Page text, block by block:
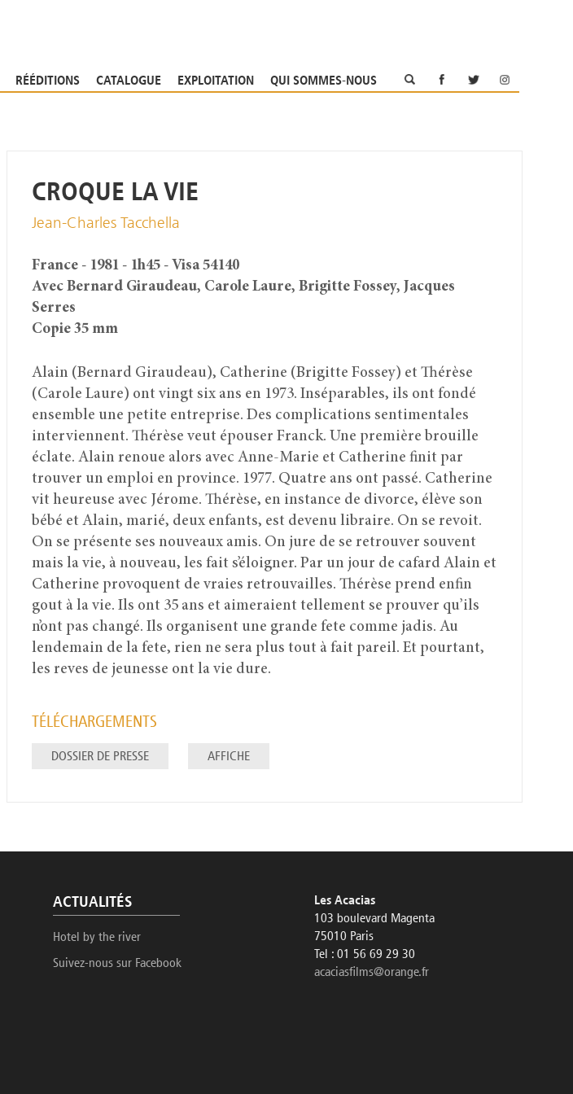
RÉÉDITIONS CATALOGUE EXPLOITATION QUI SOMMES-NOUS
CROQUE LA VIE
Jean-Charles Tacchella
France - 1981 - 1h45 - Visa 54140
Avec Bernard Giraudeau, Carole Laure, Brigitte Fossey, Jacques
Serres
Copie 35 mm
Alain (Bernard Giraudeau), Catherine (Brigitte Fossey) et Thérèse
(Carole Laure) ont vingt six ans en 1973. Inséparables, ils ont fondé
ensemble une petite entreprise. Des complications sentimentales
interviennent. Thérèse veut épouser Franck. Une première brouille
éclate. Alain renoue alors avec Anne-Marie et Catherine finit par
trouver un emploi en province. 1977. Quatre ans ont passé. Catherine
vit heureuse avec Jérome. Thérèse, en instance de divorce, élève son
bébé et Alain, marié, deux enfants, est devenu libraire. On se revoit.
On se présente ses nouveaux amis. On jure de se retrouver souvent
mais la vie, à nouveau, les fait s’éloigner. Par un jour de cafard Alain et
Catherine provoquent de vraies retrouvailles. Thérèse prend enfin
gout à la vie. Ils ont 35 ans et aimeraient tellement se prouver qu’ils
n’ont pas changé. Ils organisent une grande fete comme jadis. Au
lendemain de la fete, rien ne sera plus tout à fait pareil. Et pourtant,
les reves de jeunesse ont la vie dure.
TÉLÉCHARGEMENTS
DOSSIER DE PRESSE AFFICHE
ACTUALITÉS
Hotel by the river
Suivez-nous sur Facebook
Les Acacias
103 boulevard Magenta
75010 Paris
Tel : 01 56 69 29 30
acaciasfilms@orange.fr